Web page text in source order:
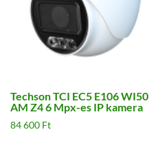
Techson TCI EC5 E106 WI50
AM Z4 6 Mpx-es IP kamera
84 600 Ft